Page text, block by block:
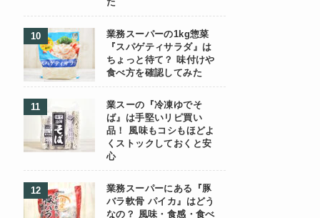
た
業務スーパーの1kg惣菜
『スパゲティサラダ』は
ちょっと待て？ 味付けや
食べ方を確認してみた
業スーの『冷凍ゆでそ
ば』は手堅いリピ買い
品！ 風味もコシもほどよ
くストックしておくと安
心
業務スーパーにある『豚
バラ軟骨 パイカ』はどう
なの？ 風味・食感・食べ